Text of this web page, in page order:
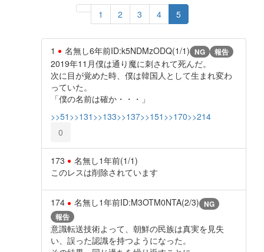
1 2 3 4 5
1 名無し6年前ID:k5NDMzODQ(1/1) NG 報告
2019年11月僕は通り魔に刺されて死んだ。
次に目が覚めた時、僕は韓国人として生まれ変わ
っていた。
「僕の名前は確か・・・」
>>51 >>131 >>133>>137>>151 >>170>>214
0
173 名無し1年前(1/1)
このレスは削除されています
174 名無し1年前ID:M3OTM0NTA(2/3) NG
報告
意識転送技術よって、朝鮮の民族は真実を見失
い、誤った認識を持つようになった。